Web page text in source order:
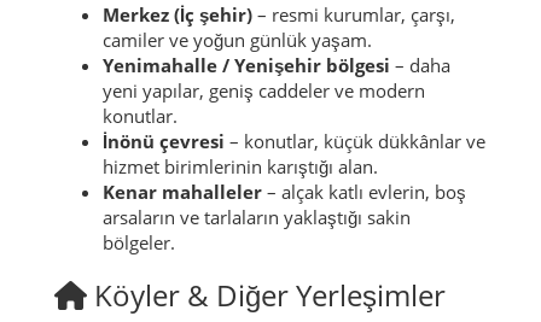
Merkez (İç şehir) – resmi kurumlar, çarşı,
camiler ve yoğun günlük yaşam.
Yenimahalle / Yenişehir bölgesi – daha
yeni yapılar, geniş caddeler ve modern
konutlar.
İnönü çevresi – konutlar, küçük dükkânlar ve
hizmet birimlerinin karıştığı alan.
Kenar mahalleler – alçak katlı evlerin, boş
arsaların ve tarlaların yaklaştığı sakin
bölgeler.
Köyler & Diğer Yerleşimler